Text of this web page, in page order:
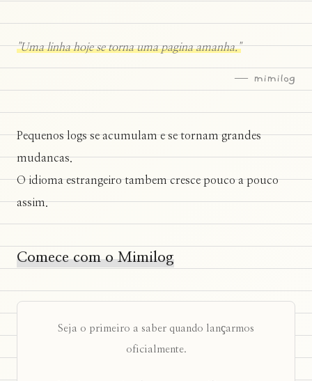
"Uma linha hoje se torna uma pagina amanha."
— mimilog
Pequenos logs se acumulam e se tornam grandes
mudancas.
O idioma estrangeiro tambem cresce pouco a pouco
assim.
Comece com o Mimilog
Seja o primeiro a saber quando lançarmos
oficialmente.